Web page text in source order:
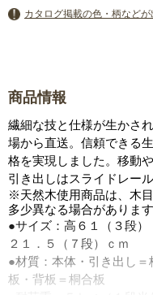
カタログ掲載の色・柄など
商品情報
繊細な技と仕様が生かさ
場から直送。信頼できる
格を実現しました。移動
引き出しはスライドレー
※天然木使用商品は、木
多少異なる場合がありま
●サイズ：高６１（３段）
２１．５（７段）ｃｍ
●材質：本体・引き出し
板・背板＝桐合板